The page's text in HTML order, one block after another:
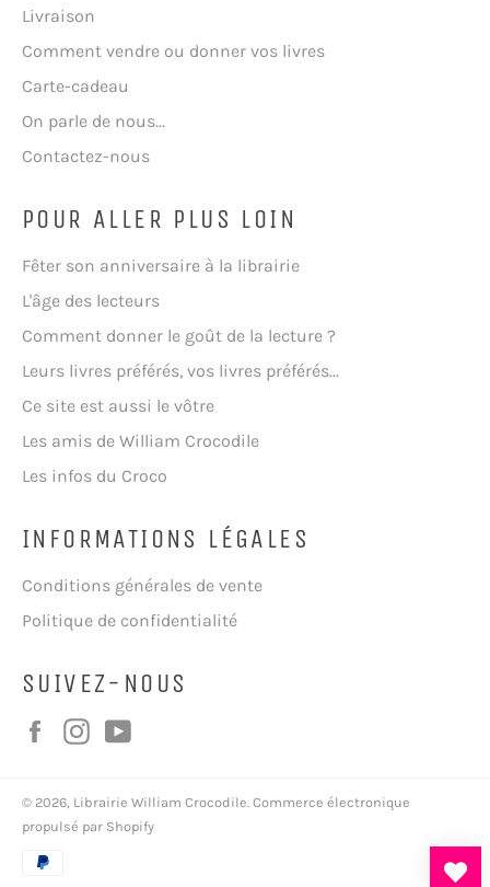
Livraison
Comment vendre ou donner vos livres
Carte-cadeau
On parle de nous...
Contactez-nous
POUR ALLER PLUS LOIN
Fêter son anniversaire à la librairie
L'âge des lecteurs
Comment donner le goût de la lecture ?
Leurs livres préférés, vos livres préférés...
Ce site est aussi le vôtre
Les amis de William Crocodile
Les infos du Croco
INFORMATIONS LÉGALES
Conditions générales de vente
Politique de confidentialité
SUIVEZ-NOUS
FacebookInstagram
© 2026, Librairie William Crocodile. Commerce électronique
propulsé par Shopify
de